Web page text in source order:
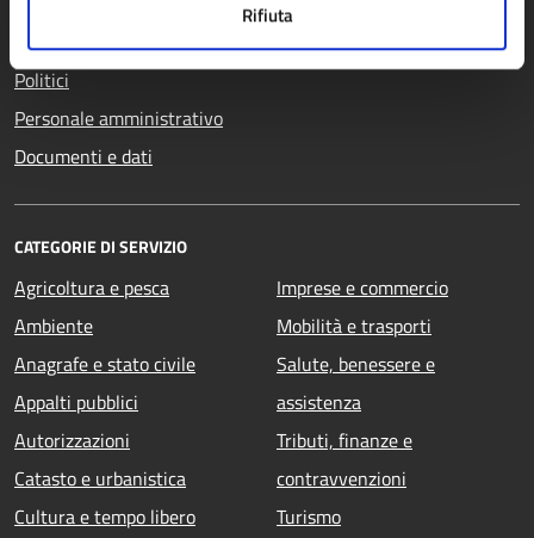
Rifiuta
Enti e fondazioni
Politici
Personale amministrativo
Documenti e dati
CATEGORIE DI SERVIZIO
Agricoltura e pesca
Ambiente
Anagrafe e stato civile
Appalti pubblici
Autorizzazioni
Catasto e urbanistica
Cultura e tempo libero
Imprese e commercio
Mobilità e trasporti
Salute, benessere e
assistenza
Tributi, finanze e
contravvenzioni
Turismo